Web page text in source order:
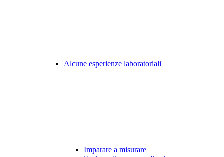
Alcune esperienze laboratoriali
Imparare a misurare